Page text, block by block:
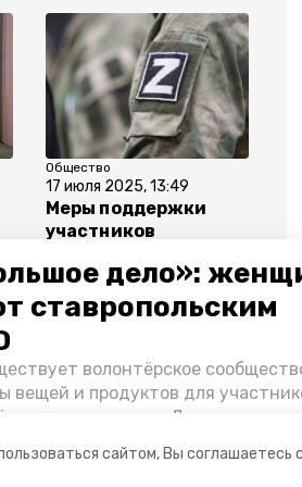
сайтом, Вы соглашаетесь с
дело»:
ставропольским
волонтёрское
вещей и продуктов для
это на передовую. Девушки
Общество
17 июля 2025, 13:49
Меры поддержки
участников
расширяют на
Ставрополье